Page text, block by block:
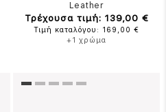
Leather
Τρέχουσα τιμή: 139,00 €
Τιμή καταλόγου: 169,00 €
+1 χρώμα